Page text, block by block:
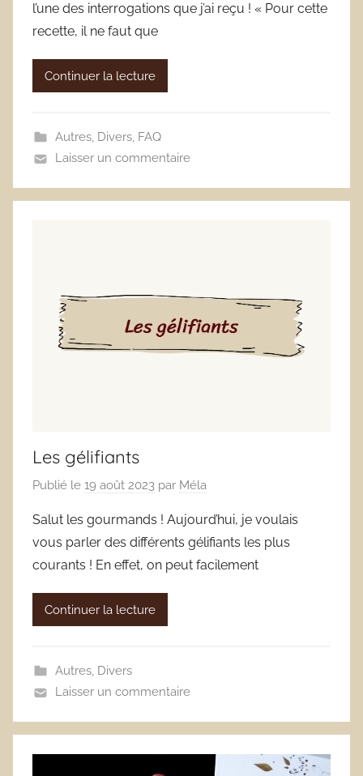
l’une des interrogations que j’ai reçu ! « Pour cette
recette, il ne faut que
Continuer la lecture
Autres, Divers, FAQ
Laisser un commentaire
Les gélifiants
Publié le 19 août 2023 par Méla
Salut les gourmands ! Aujourd’hui, je voulais
vous parler des différents gélifiants les plus
courants ! En effet, on peut facilement
Continuer la lecture
Autres, Divers
Laisser un commentaire